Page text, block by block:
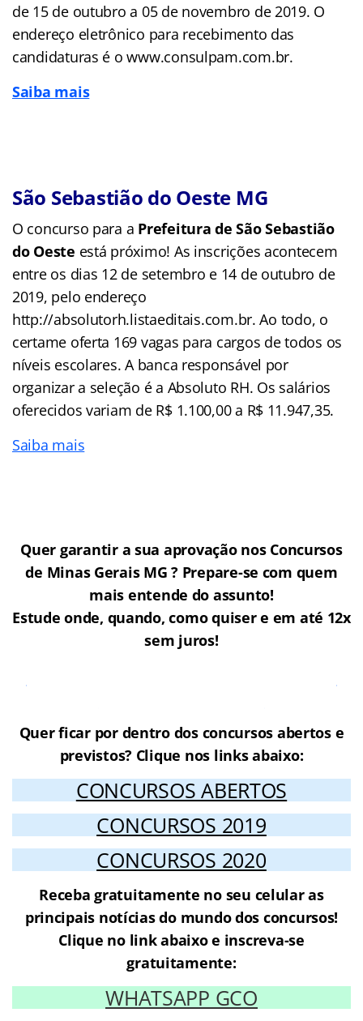
de 15 de outubro a 05 de novembro de 2019. O
endereço eletrônico para recebimento das
candidaturas é o www.consulpam.com.br.
Saiba mais
São Sebastião do Oeste MG
O concurso para a Prefeitura de São Sebastião
do Oeste está próximo! As inscrições acontecem
entre os dias 12 de setembro e 14 de outubro de
2019, pelo endereço
http://absolutorh.listaeditais.com.br. Ao todo, o
certame oferta 169 vagas para cargos de todos os
níveis escolares. A banca responsável por
organizar a seleção é a Absoluto RH. Os salários
oferecidos variam de R$ 1.100,00 a R$ 11.947,35.
Saiba mais
Quer garantir a sua aprovação nos Concursos
de Minas Gerais MG ? Prepare-se com quem
mais entende do assunto!
Estude onde, quando, como quiser e em até 12x
sem juros!
Quer ficar por dentro dos concursos abertos e
previstos? Clique nos links abaixo:
CONCURSOS ABERTOS
CONCURSOS 2019
CONCURSOS 2020
Receba gratuitamente no seu celular as
principais notícias do mundo dos concursos!
Clique no link abaixo e inscreva-se
gratuitamente:
WHATSAPP GCO